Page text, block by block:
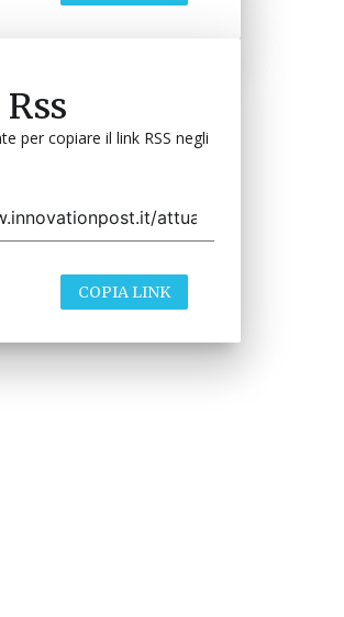
per copiare il link RSS negli
COPIA LINK